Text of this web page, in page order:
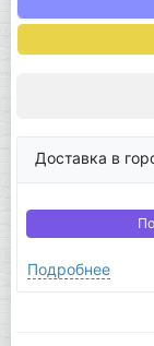
Доставка в
Подробнее